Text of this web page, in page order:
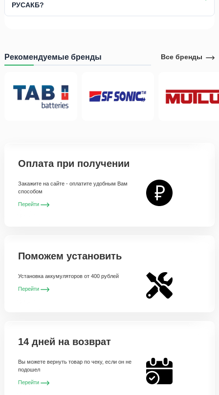
РУСАКБ?
Рекомендуемые бренды Все бренды
Оплата при получении
Закажите на сайте - оплатите удобным Вам
способом
Перейти
Поможем установить
Установка аккумуляторов от 400 рублей
Перейти
14 дней на возврат
Вы можете вернуть товар по чеку, если он не
подошел
Перейти